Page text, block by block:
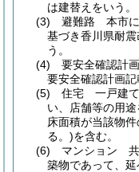
は建替えをいう。
(3)
避難路 本市に
基づき香川県耐
う。
(4)
要安全確認計
要安全確認計画記
(5)
住宅 一戸建て
い、店舗等の用
床面積が当該物
る。)を含む。
(6)
マンション 共
築物であって、